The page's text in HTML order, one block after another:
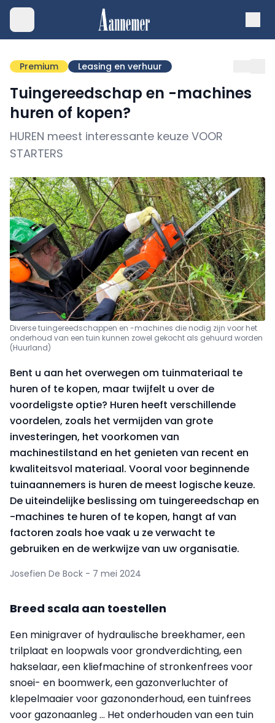
Premium Leasing en verhuur
Tuingereedschap en -machines
huren of kopen?
HUREN meest interessante keuze VOOR
STARTERS
Diverse tuingereedschappen en -machines die nodig zijn voor het
onderhoud van een tuin kunnen zowel gekocht als gehuurd worden
(Huurland)
Bent u aan het overwegen om tuinmateriaal te
huren of te kopen, maar twijfelt u over de
voordeligste optie? Huren heeft verschillende
voordelen, zoals het vermijden van grote
investeringen, het voorkomen van
machinestilstand en het genieten van recent en
kwaliteitsvol materiaal. Vooral voor beginnende
tuinaannemers is huren de meest logische keuze.
De uiteindelijke beslissing om tuingereedschap en
-machines te huren of te kopen, hangt af van
factoren zoals hoe vaak u ze verwacht te
gebruiken en de werkwijze van uw organisatie.
Josefien De Bock - 7 mei 2024
Breed scala aan toestellen
Een minigraver of hydraulische breekhamer, een
trilplaat en loopwals voor grondverdichting, een
hakselaar, een kliefmachine of stronkenfrees voor
snoei- en boomwerk, een gazonverluchter of
klepelmaaier voor gazononderhoud, een tuinfrees
voor gazonaanleg … Het onderhouden van een tuin